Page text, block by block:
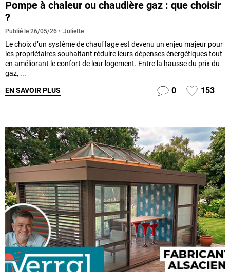
Pompe à chaleur ou chaudière gaz : que choisir
?
Publié le 26/05/26 Juliette
Le choix d’un système de chauffage est devenu un enjeu majeur pour
les propriétaires souhaitant réduire leurs dépenses énergétiques tout
en améliorant le confort de leur logement. Entre la hausse du prix du
gaz, ...
EN SAVOIR PLUS 0 153